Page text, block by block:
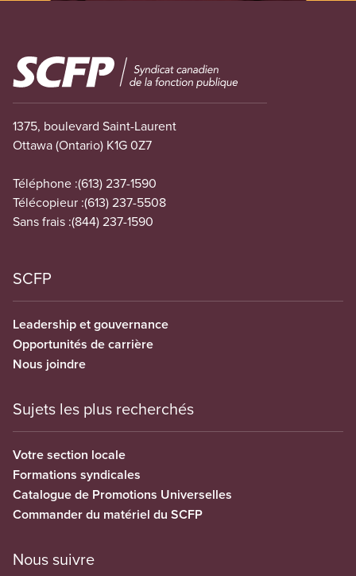
Image
1375, boulevard Saint-Laurent
Ottawa (Ontario) K1G 0Z7
Téléphone :(613) 237-1590
Télécopieur :(613) 237-5508
Sans frais :(844) 237-1590
SCFP
Leadership et gouvernance
Opportunités de carrière
Nous joindre
Sujets les plus recherchés
Votre section locale
Formations syndicales
Catalogue de Promotions Universelles
Commander du matériel du SCFP
Nous suivre